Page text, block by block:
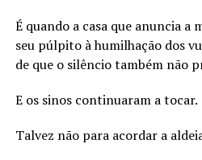
É quando a casa que anuncia a
seu púlpito à humilhação dos
de que o silêncio também não
E os sinos continuaram a tocar.
Talvez não para acordar a